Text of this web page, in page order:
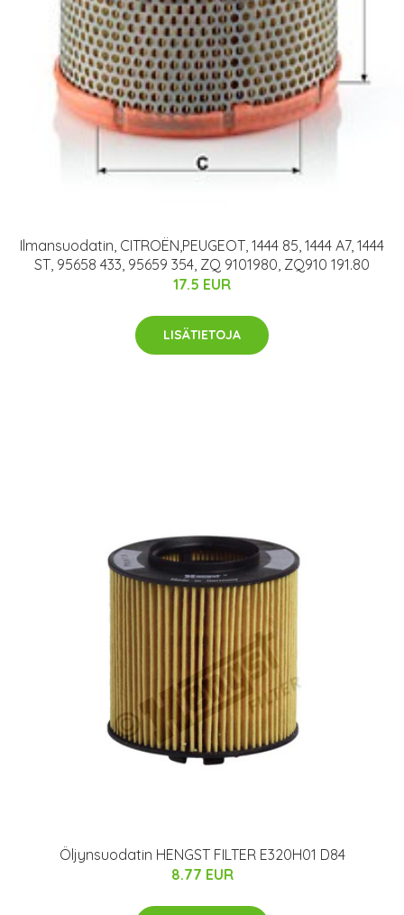
Ilmansuodatin, CITROËN,PEUGEOT, 1444 85, 1444 A7, 1444
ST, 95658 433, 95659 354, ZQ 9101980, ZQ910 191.80
17.5 EUR
LISÄTIETOJA
Öljynsuodatin HENGST FILTER E320H01 D84
8.77 EUR